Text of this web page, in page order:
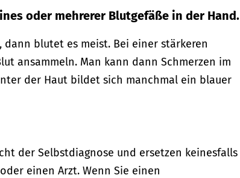
oder mehrerer Blutgefäße in der Hand.
blutet es meist. Bei einer stärkeren
ansammeln. Man kann dann Schmerzen im
der Haut bildet sich manchmal ein blauer
der Selbstdiagnose und ersetzen keinesfalls
einen Arzt. Wenn Sie einen